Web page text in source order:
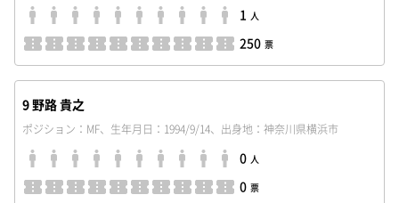
1 人
250 票
9 野路 貴之
ポジション：MF、生年月日：1994/9/14、出身地：神奈川県横浜市
0 人
0 票